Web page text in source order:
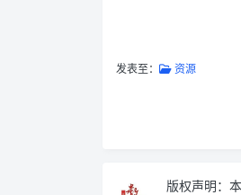
发表至： 资源
版权声明：